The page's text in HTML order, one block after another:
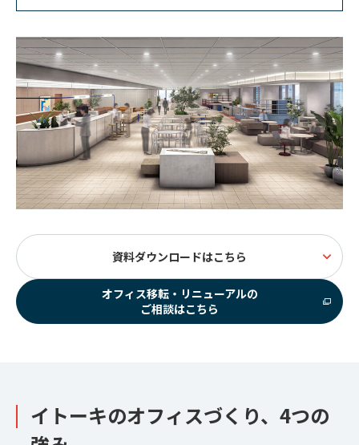
資料ダウンロードはこちら
オフィス移転・リニューアルの
ご相談はこちら
イトーキのオフィスづくり、4つの